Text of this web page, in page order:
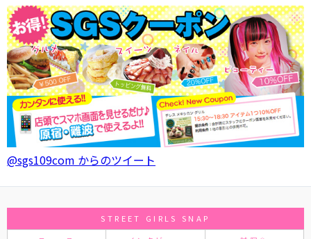
@sgs109com からのツイート
STREET GIRLS SNAP